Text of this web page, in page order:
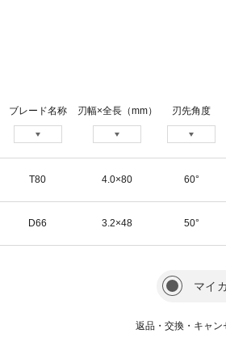
ブレード名称 刃幅×全長（mm） 刃先角度
T80 4.0×80 60°
D66 3.2×48 50°
マイ
返品・交換・キャン